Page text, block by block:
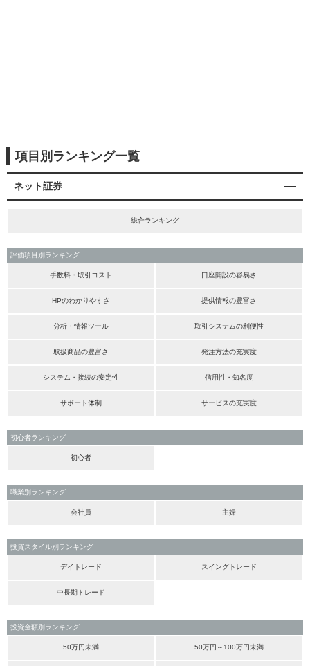
項目別ランキング一覧
ネット証券
総合ランキング
評価項目別ランキング
手数料・取引コスト 口座開設の容易さ
HPのわかりやすさ 提供情報の豊富さ
分析・情報ツール 取引システムの利便性
取扱商品の豊富さ 発注方法の充実度
システム・接続の安定性 信用性・知名度
サポート体制 サービスの充実度
初心者ランキング
初心者
職業別ランキング
会社員 主婦
投資スタイル別ランキング
デイトレード スイングトレード
中長期トレード
投資金額別ランキング
50万円未満 50万円～100万円未満